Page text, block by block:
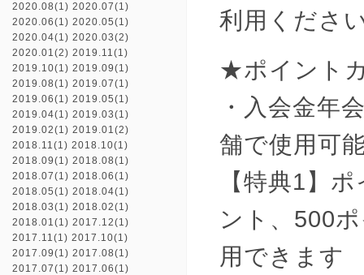
利用くださ
★ポイント
・入会金年
舗で使用可
【特典1】
ント、500
用できます
2020.08(1) 2020.07(1)
2020.06(1) 2020.05(1)
2020.04(1) 2020.03(2)
2020.01(2) 2019.11(1)
2019.10(1) 2019.09(1)
2019.08(1) 2019.07(1)
2019.06(1) 2019.05(1)
2019.04(1) 2019.03(1)
2019.02(1) 2019.01(2)
2018.11(1) 2018.10(1)
2018.09(1) 2018.08(1)
2018.07(1) 2018.06(1)
2018.05(1) 2018.04(1)
2018.03(1) 2018.02(1)
2018.01(1) 2017.12(1)
2017.11(1) 2017.10(1)
2017.09(1) 2017.08(1)
2017.07(1) 2017.06(1)